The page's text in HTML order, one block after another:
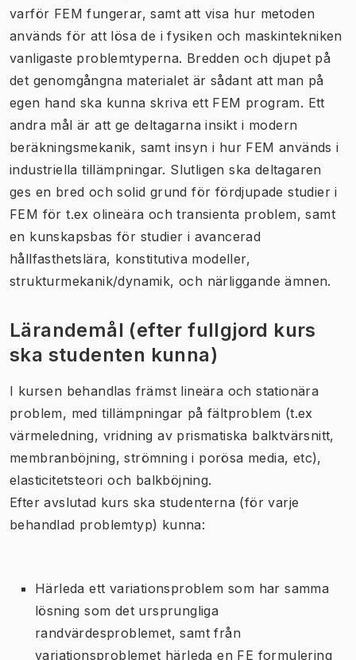
varför FEM fungerar, samt att visa hur metoden
används för att lösa de i fysiken och maskintekniken
vanligaste problemtyperna. Bredden och djupet på
det genomgångna materialet är sådant att man på
egen hand ska kunna skriva ett FEM program. Ett
andra mål är att ge deltagarna insikt i modern
beräkningsmekanik, samt insyn i hur FEM används i
industriella tillämpningar. Slutligen ska deltagaren
ges en bred och solid grund för fördjupade studier i
FEM för t.ex olineära och transienta problem, samt
en kunskapsbas för studier i avancerad
hållfasthetslära, konstitutiva modeller,
strukturmekanik/dynamik, och närliggande ämnen.
Lärandemål (efter fullgjord kurs
ska studenten kunna)
I kursen behandlas främst lineära och stationära
problem, med tillämpningar på fältproblem (t.ex
värmeledning, vridning av prismatiska balktvärsnitt,
membranböjning, strömning i porösa media, etc),
elasticitetsteori och balkböjning.
Efter avslutad kurs ska studenterna (för varje
behandlad problemtyp) kunna:
Härleda ett variationsproblem som har samma
lösning som det ursprungliga
randvärdesproblemet, samt från
variationsproblemet härleda en FE formulering